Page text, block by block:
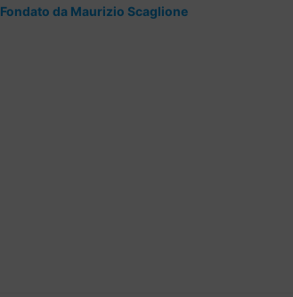
Fondato da Maurizio Scaglione